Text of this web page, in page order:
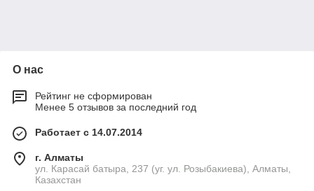
О нас
Рейтинг не сформирован
Менее 5 отзывов за последний год
Работает с 14.07.2014
г. Алматы
ул. Карасай батыра, 237 (уг. ул. Розыбакиева), Алматы,
Казахстан